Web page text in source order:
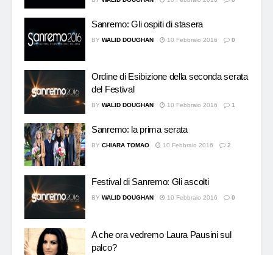
Sanremo: Gli ospiti di stasera
BY WALID DOUGHAN 10 Febbraio 2016 0
Ordine di Esibizione della seconda serata
del Festival
BY WALID DOUGHAN 10 Febbraio 2016 1
Sanremo: la prima serata
BY CHIARA TOMAO 10 Febbraio 2016 2
Festival di Sanremo: Gli ascolti
BY WALID DOUGHAN 10 Febbraio 2016 0
A che ora vedremo Laura Pausini sul
palco?